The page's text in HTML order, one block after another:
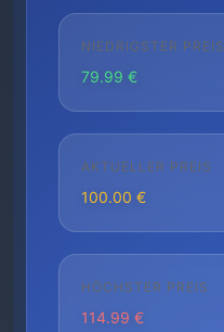
NIEDRIGSTER PREIS
79.99 €
AKTUELLER PREIS
100.00 €
HÖCHSTER PREIS
114.99 €